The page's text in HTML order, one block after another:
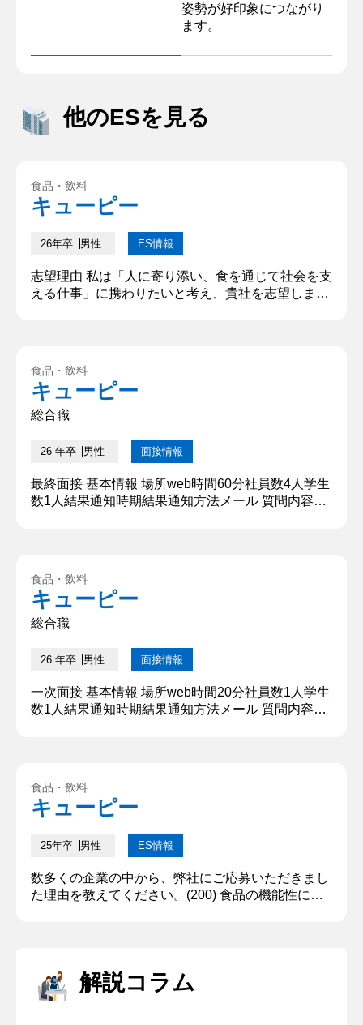
姿勢が好印象につながり
ます。
他のESを見る
食品・飲料
キューピー
26年卒 男性 ES情報
志望理由 私は「人に寄り添い、食を通じて社会を支
える仕事」に携わりたいと考え、貴社を志望しまし
深く共感しています。特に、発展途上国への食支援
や障がい者雇用の取り組みにも、企業としての誠実
さを感じました。私はこのような...
食品・飲料
キューピー
総合職
26 年卒 男性 面接情報
最終面接 基本情報 場所web時間60分社員数4人学生
数1人結果通知時期結果通知方法メール 質問内容・
持って取り組めると感じています。 【深掘質問】
では、働く中で「やりがいを感じる瞬間」はどんな
時だと思いますか？...
食品・飲料
キューピー
総合職
26 年卒 男性 面接情報
一次面接 基本情報 場所web時間20分社員数1人学生
数1人結果通知時期結果通知方法メール 質問内容・
理して橋渡しを行うことで、全員が納得する方向性
を見つけることができました。この経験から、相手
食品・飲料
キューピー
25年卒 男性 ES情報
数多くの企業の中から、弊社にご応募いただきまし
た理由を教えてください。(200) 食品の機能性に関
るようにしている。その結果、薬を服用する機会が
激減し、食の持つ力を実感した。この経験から、サ
解説コラム